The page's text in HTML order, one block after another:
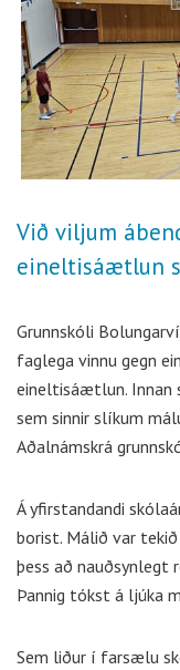
Við viljum
eineltisáætlun
Grunnskóli
faglega vinnu gegn
eineltisáætlun. Innan
sem sinnir slíkum
Aðalnámskrá
Á yfirstandandi
borist. Málið var
þess að nauðsynlegt
Þannig tókst á ljúka
Sem liður í farsælu